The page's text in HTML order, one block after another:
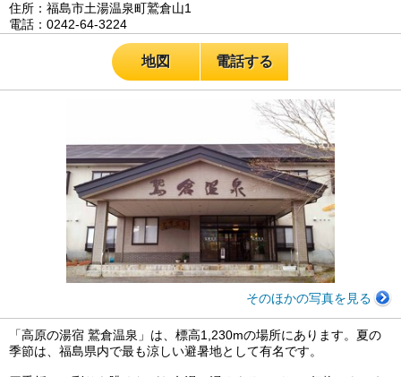
住所：福島市土湯温泉町鷲倉山1
電話：0242-64-3224
地図 電話する
そのほかの写真を見る
「高原の湯宿 鷲倉温泉」は、標高1,230mの場所にあります。夏の
季節は、福島県内で最も涼しい避暑地として有名です。